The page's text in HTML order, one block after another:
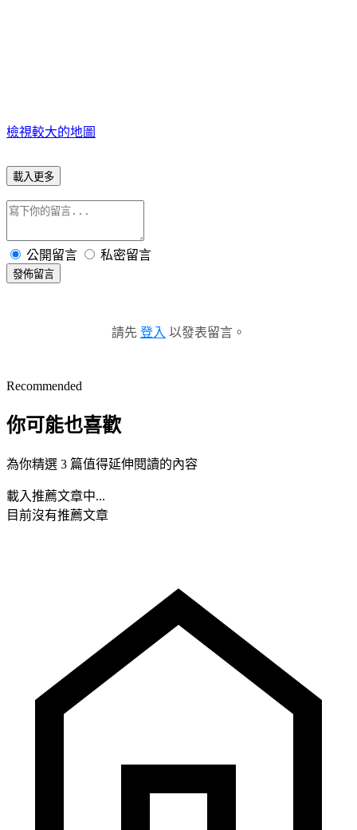
檢視較大的地圖
載入更多
公開留言 私密留言
發佈留言
請先 登入 以發表留言。
Recommended
你可能也喜歡
為你精選 3 篇值得延伸閱讀的內容
載入推薦文章中...
目前沒有推薦文章